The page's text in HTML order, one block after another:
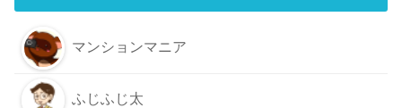
マンションマニア
ふじふじ太